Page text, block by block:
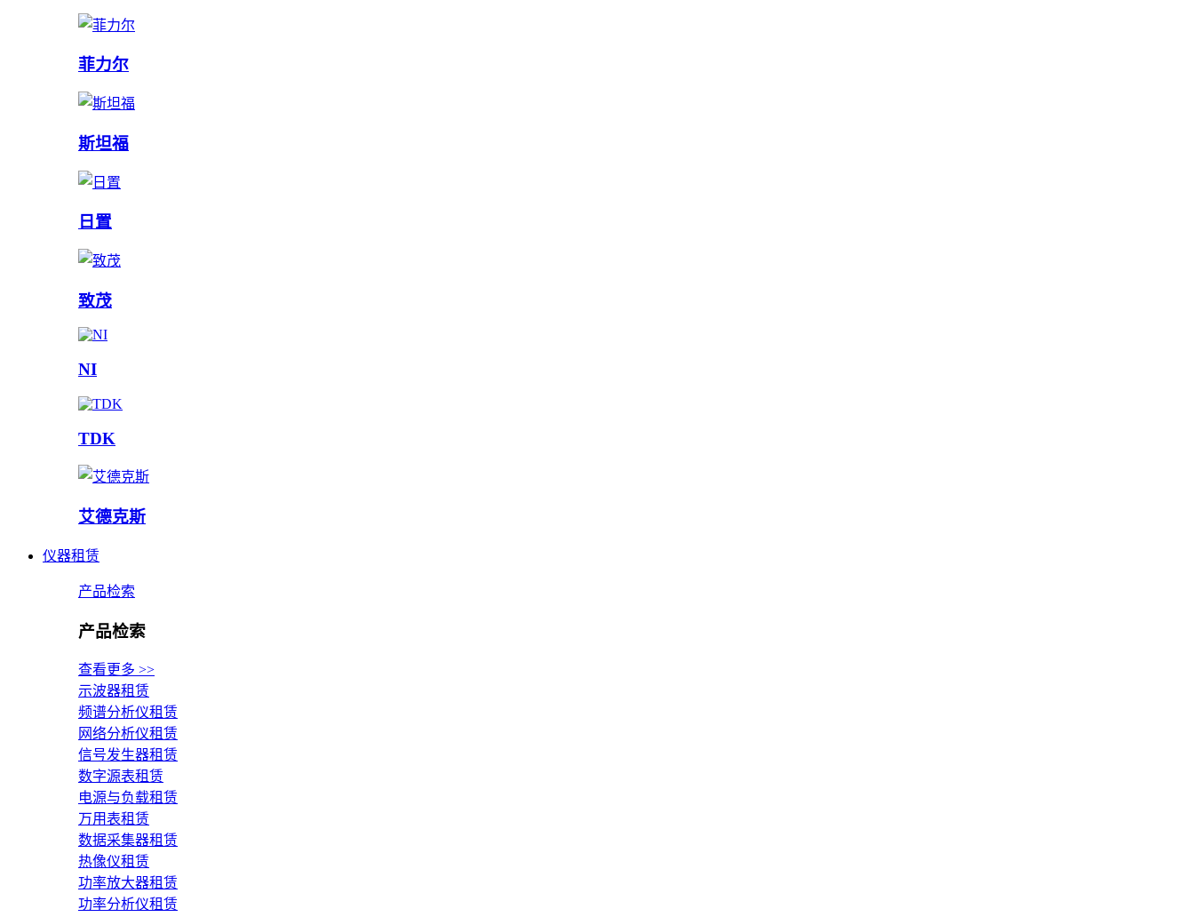
菲力尔
斯坦福
日置
致茂
NI
TDK
艾德克斯
仪器租赁
产品检索
产品检索
查看更多 >>
示波器租赁
频谱分析仪租赁
网络分析仪租赁
信号发生器租赁
数字源表租赁
电源与负载租赁
万用表租赁
数据采集器租赁
热像仪租赁
功率放大器租赁
功率分析仪租赁